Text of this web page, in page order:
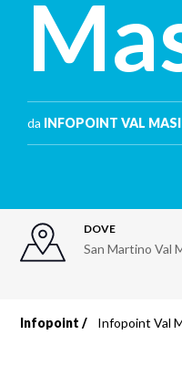
da INFOPOINT VAL
DOVE
San Martino Val
Briciole
Infopoint Infopoint Val